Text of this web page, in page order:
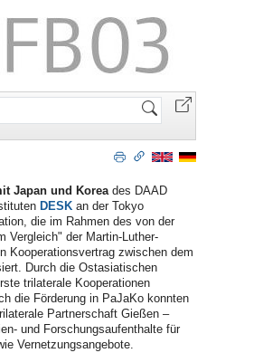
Japan und Koreades DAAD
DESK an der Tokyo
die im Rahmen des von der
Vergleich" der Martin-Luther-
Kooperationsvertrag zwischen dem
Durch die Ostasiatischen
trilaterale Kooperationen
die Förderung in PaJaKo konnten
Partnerschaft Gießen –
und Forschungsaufenthalte für
Vernetzungsangebote.